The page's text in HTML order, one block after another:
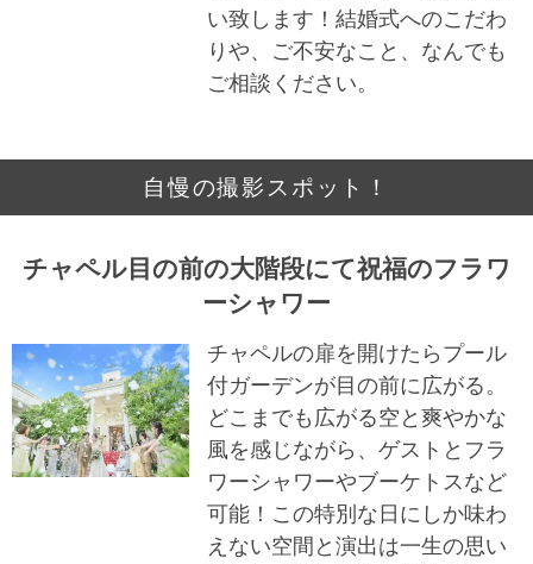
い致します！結婚式へのこだわ
りや、ご不安なこと、なんでも
ご相談ください。
自慢の撮影スポット！
チャペル目の前の大階段にて祝福のフラワ
ーシャワー
チャペルの扉を開けたらプール
付ガーデンが目の前に広がる。
どこまでも広がる空と爽やかな
風を感じながら、ゲストとフラ
ワーシャワーやブーケトスなど
可能！この特別な日にしか味わ
えない空間と演出は一生の思い